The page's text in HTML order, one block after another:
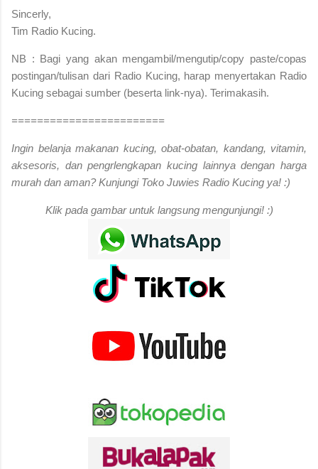
Sincerly,
Tim Radio Kucing.
NB : Bagi yang akan mengambil/mengutip/copy paste/copas
postingan/tulisan dari Radio Kucing, harap menyertakan Radio
Kucing sebagai sumber (beserta link-nya). Terimakasih.
========================
Ingin belanja makanan kucing, obat-obatan, kandang, vitamin,
aksesoris, dan pengrlengkapan kucing lainnya dengan harga
murah dan aman? Kunjungi Toko Juwies Radio Kucing ya! :)
Klik pada gambar untuk langsung mengunjungi! :)